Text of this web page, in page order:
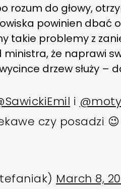
rozum do głowy,
powinien dbać
takie problemy z
ministra, że naprawi
drzew służy –
i
czy posadzi 😉
March 8,